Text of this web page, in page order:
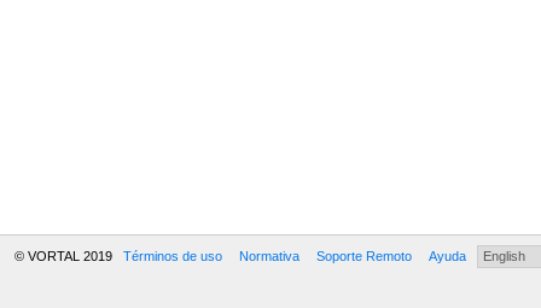
© VORTAL 2019 Términos de uso Normativa Soporte Remoto Ayuda